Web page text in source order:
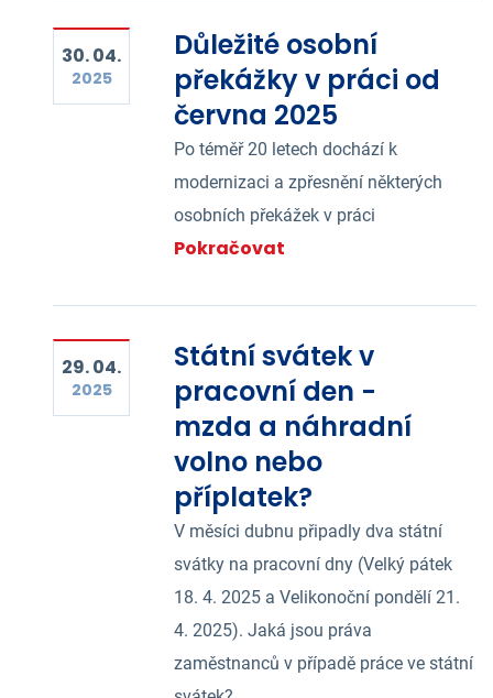
30. 04.
2025
Důležité osobní
překážky v práci od
června 2025
Po téměř 20 letech dochází k
modernizaci a zpřesnění některých
osobních překážek v práci
Pokračovat
29. 04.
2025
Státní svátek v
pracovní den -
mzda a náhradní
volno nebo
příplatek?
V měsíci dubnu připadly dva státní
svátky na pracovní dny (Velký pátek
18. 4. 2025 a Velikonoční pondělí 21.
4. 2025). Jaká jsou práva
zaměstnanců v případě práce ve státní